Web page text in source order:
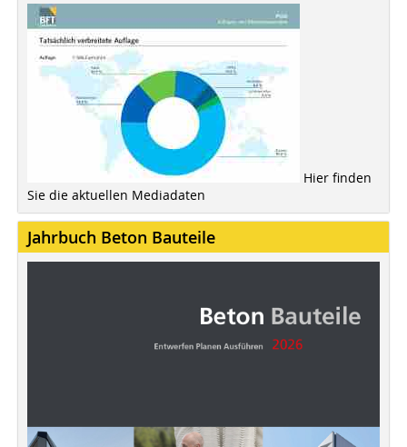
Hier finden
Sie die aktuellen Mediadaten
Jahrbuch Beton Bauteile